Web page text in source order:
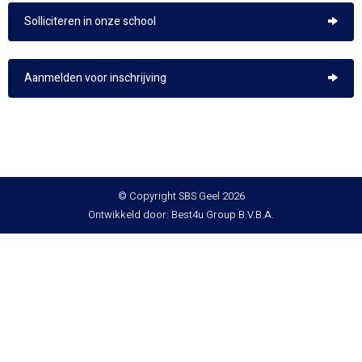
Solliciteren in onze school
Aanmelden voor inschrijving
© Copyright SBS Geel 2026
Ontwikkeld door: Best4u Group B.V.B.A.